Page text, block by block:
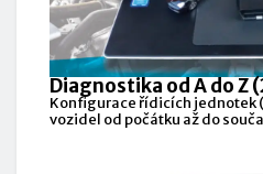
Diagnostika od A do Z
Konfigurace řídicích jednotek
vozidel od počátku až do